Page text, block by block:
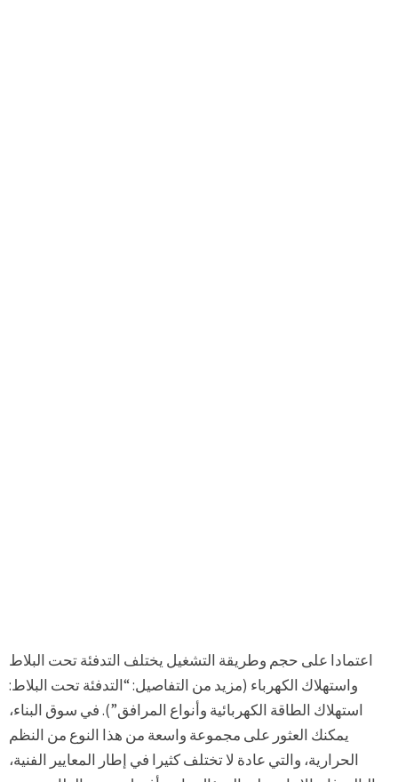
اعتمادا على حجم وطريقة التشغيل يختلف التدفئة تحت البلاط
واستهلاك الكهرباء (مزيد من التفاصيل: “التدفئة تحت البلاط:
استهلاك الطاقة الكهربائية وأنواع المرافق”). في سوق البناء،
يمكنك العثور على مجموعة واسعة من هذا النوع من النظم
الحرارية، والتي عادة لا تختلف كثيرا في إطار المعايير الفنية،